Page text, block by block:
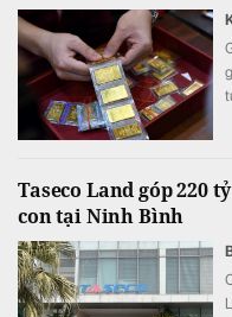
Taseco Land góp 220
con tại Ninh Bình